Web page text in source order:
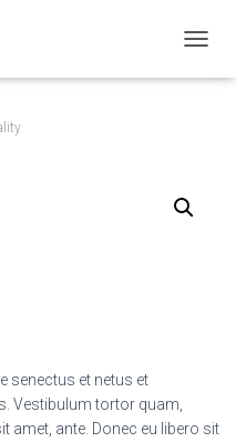
O
senectus et netus et
Vestibulum tortor quam,
amet, ante. Donec eu libero sit